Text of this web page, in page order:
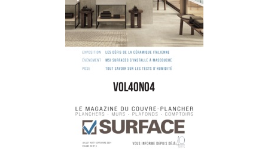
vol40no4